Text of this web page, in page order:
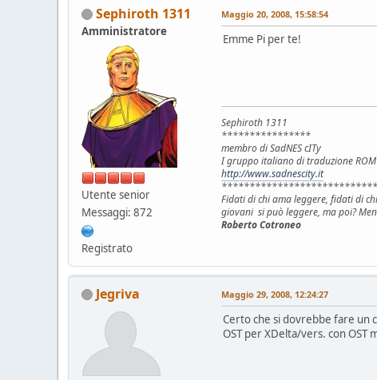
Sephiroth 1311
Amministratore
Utente senior
Messaggi: 872
Registrato
Maggio 20, 2008, 15:58:54
Emme Pi per te!
Sephiroth 1311
****************
membro di SadNES cITy
I gruppo italiano di traduzione ROM
http://www.sadnescity.it
Fidati di chi ama leggere, fidati di
giovani si può leggere, ma poi?
Roberto Cotroneo
Jegriva Maggio 29, 2008, 12:24:27
Certo che si dovrebbe fare un
OST per XDelta/vers. con OST